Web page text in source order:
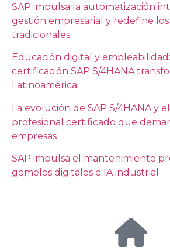
SAP impulsa la automatización
gestión empresarial y redefine
tradicionales
Educación digital y
certificación SAP S/4HANA
Latinoamérica
La evolución de SAP S/4HANA y
profesional certificado que
empresas
SAP impulsa el mantenimiento
gemelos digitales e IA industrial